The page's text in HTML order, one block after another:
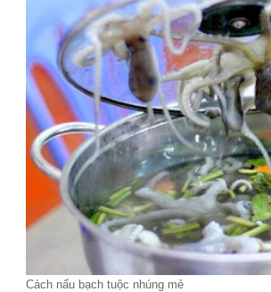
Cách nấu bạch tuộc nhúng mẻ